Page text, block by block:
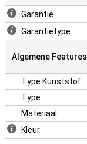
Garantie
Garantietype
Algemene Features
Type Kunststof
Type
Materiaal
Kleur